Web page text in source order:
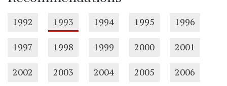
1992 1993 1994 1995 1996
1997 1998 1999 2000 2001
2002 2003 2004 2005 2006